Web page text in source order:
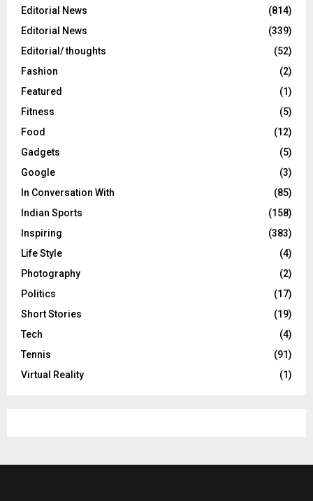
Editorial News
(814)
Editorial News
(339)
Editorial/ thoughts
(52)
Fashion
(2)
Featured
(1)
Fitness
(5)
Food
(12)
Gadgets
(5)
Google
(3)
In Conversation With
(85)
Indian Sports
(158)
Inspiring
(383)
Life Style
(4)
Photography
(2)
Politics
(17)
Short Stories
(19)
Tech
(4)
Tennis
(91)
Virtual Reality
(1)